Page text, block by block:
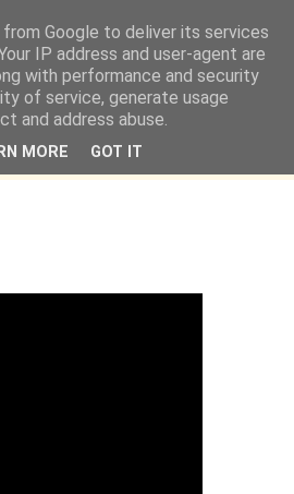
née
les rêveurs" mais shush shush,
mon carnet de peau. « Soyez
sont déjà pris. » Oscar Wilde
Google to deliver its services
IP address and user-agent are
with performance and security
of service, generate usage
and address abuse.
MORE GOT IT